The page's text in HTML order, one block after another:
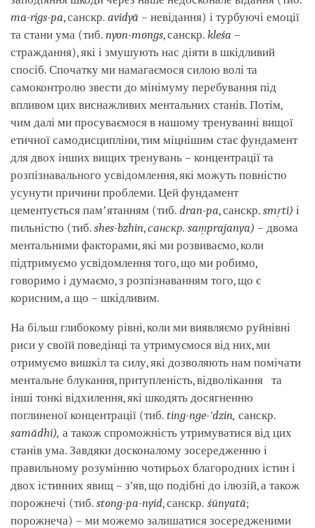
ma-rigs-pa, санскр. avidyā – невідання) і турбуючі емоції
та стани ума (тиб. nyon-mongs, санскр. kleśa –
страждання), які і змушують нас діяти в шкідливий
спосіб. Спочатку ми намагаємося силою волі та
самоконтролю звести до мінімуму перебування під
впливом цих виснажливих ментальних станів. Потім,
чим далі ми просуваємося в нашому тренуванні вищої
етичної самодисципліни, тим міцнішим стає фундамент
для двох інших вищих тренувань – концентрації та
розпізнавального усвідомлення, які можуть повністю
усунути причини проблеми. Цей фундамент
цементується памʼятанням (тиб. dran-pa, санскр. smṛti) і
пильністю (тиб. shes-bzhin,санскр. saṃprajanya) – двома
ментальними факторами, які ми розвиваємо, коли
підтримуємо усвідомлення того, що ми робимо,
говоримо і думаємо, з розпізнаванням того, що є
корисним, а що – шкідливим.
На більш глибокому рівні, коли ми виявляємо руйнівні
риси у своїй поведінці та утримуємося від них, ми
отримуємо вишкіл та силу, які дозволяють нам помічати
ментальне блукання, притупленість, відволікання та
інші тонкі відхилення, які шкодять досягненню
поглиненої концентрації (тиб. ting-nge-'dzin, санскр.
samādhi), а також спроможність утримуватися від цих
станів ума. Завдяки досконалому зосередженню і
правильному розумінню чотирьох благородних істин і
двох істинних явищ – з’яв, що подібні до ілюзій, а також
порожнечі (тиб. stong-pa-nyid, санскр. śūnyatā;
порожнеча) – ми можемо залишатися зосередженими